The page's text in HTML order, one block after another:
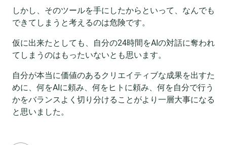
しかし、そのツールを手にしたからといって、なんでも
できてしまうと考えるのは危険です。
仮に出来たとしても、自分の24時間をAIの対話に奪われ
てしまうのはもったいないとも思います。
自分が本当に価値のあるクリエイティブな成果を出すた
めに、何をAIに頼み、何をヒトに頼み、何を自分で行う
かをバランスよく切り分けることがより一層大事になる
と思いました。